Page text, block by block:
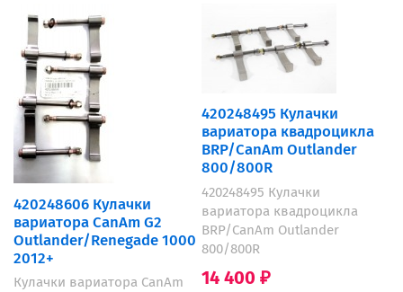
420248606 Кулачки
вариатора CanAm G2
Outlander/Renegade 1000
2012+
Кулачки вариатора CanAm
420248495 Кулачки
вариатора квадроцикла
BRP/CanAm Outlander
800/800R
420248495 Кулачки
вариатора квадроцикла
BRP/CanAm Outlander
800/800R
14 400 ₽